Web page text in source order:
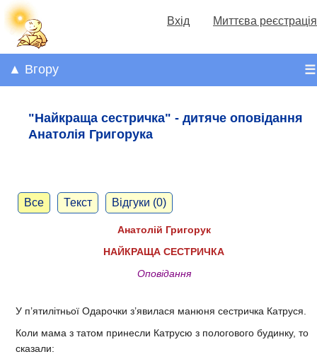
Вхід Миттєва реєстрація
☰
▲ Вгору
"Найкраща сестричка" - дитяче оповідання
Анатолія Григорука
Все Текст Відгуки (0)
Анатолій Григорук
НАЙКРАЩА СЕСТРИЧКА
Оповідання​
У п’ятилітньої Одарочки з’явилася манюня сестричка Катруся.
Коли мама з татом принесли Катрусю з пологового будинку, то
сказали: